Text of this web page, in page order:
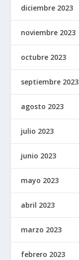
diciembre 2023
noviembre 2023
octubre 2023
septiembre 2023
agosto 2023
julio 2023
junio 2023
mayo 2023
abril 2023
marzo 2023
febrero 2023